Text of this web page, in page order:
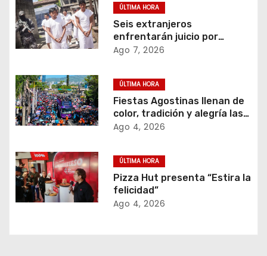
c
i
n
d
e
n
ÚLTIMA HORA
Seis extranjeros
enfrentarán juicio por
transportar 1,102 kilos de
Ago 7, 2026
ÚLTIMA HORA
Fiestas Agostinas llenan de
color, tradición y alegría las
calles de San Salvador
Ago 4, 2026
ÚLTIMA HORA
Pizza Hut presenta “Estira la
felicidad”
Ago 4, 2026